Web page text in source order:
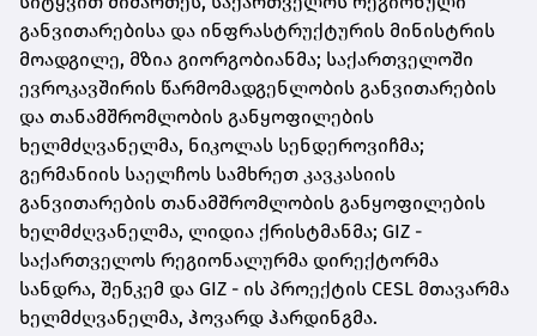
განვითარებისა და ინფრასტრუქტურის მინისტრის
მოადგილე, მზია გიორგობიანმა; საქართველოში
ევროკავშირის წარმომადგენლობის განვითარების
და თანამშრომლობის განყოფილების
ხელმძღვანელმა, ნიკოლას სენდეროვიჩმა;
გერმანიის საელჩოს სამხრეთ კავკასიის
განვითარების თანამშრომლობის განყოფილების
ხელმძღვანელმა, ლიდია ქრისტმანმა; GIZ -
საქართველოს რეგიონალურმა დირექტორმა
სანდრა, შენკემ და GIZ - ის პროექტის CESL მთავარმა
ხელმძღვანელმა, ჰოვარდ ჰარდინგმა.